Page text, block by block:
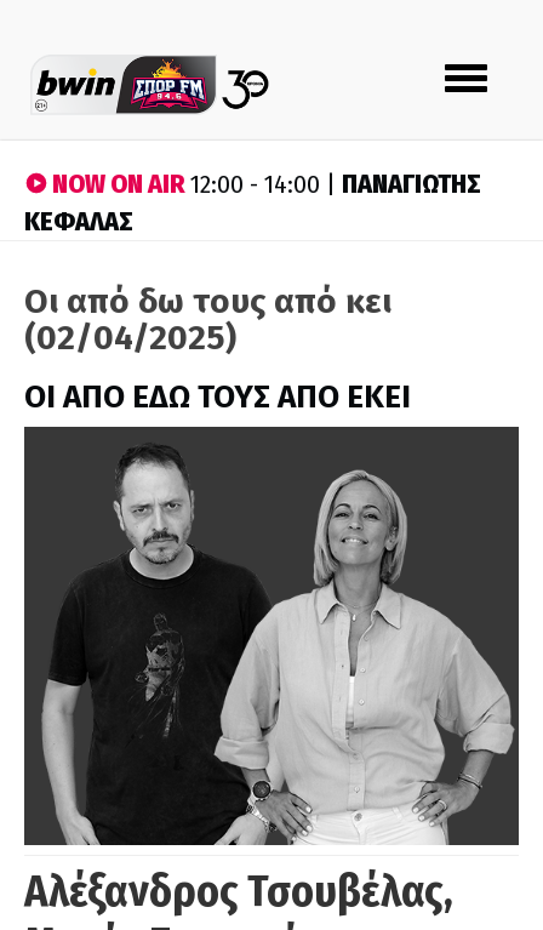
Toggle
navigation
NOW ON AIR12:00 - 14:00 | ΠΑΝΑΓΙΩΤΗΣ
ΚΕΦΑΛΑΣ
Οι από δω τους από κει
(02/04/2025)
ΟΙ ΑΠΟ ΕΔΩ ΤΟΥΣ ΑΠΟ ΕΚΕΙ
Αλέξανδρος Τσουβέλας,